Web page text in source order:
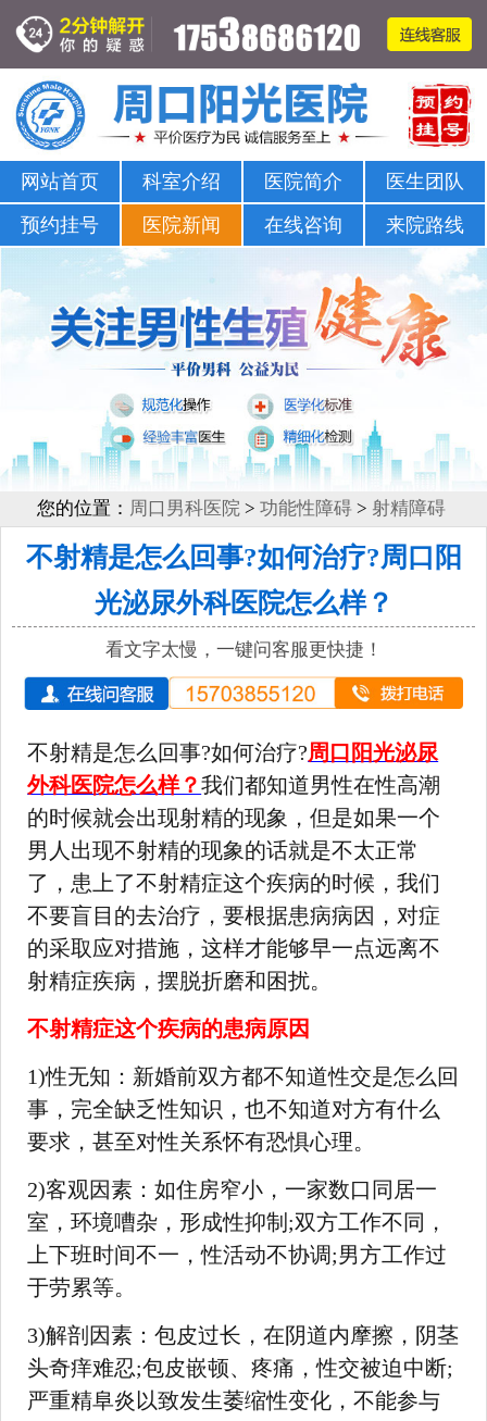
周口哪家医院可以看男科-正规男科-医院排名
网站首页 科室介绍 医院简介
医生团队
预约挂号
医院新闻 在线咨询 来院路线
您的位置： 周口男科医院> 功能性障碍> 射精障碍
不射精是怎么回事?如何治疗?周口阳
光泌尿外科医院怎么样？
看文字太慢，一键问客服更快捷！
不射精是怎么回事?如何治疗?周口阳光泌尿
外科医院怎么样？我们都知道男性在性高潮
的时候就会出现射精的现象，但是如果一个
男人出现不射精的现象的话就是不太正常
了，患上了不射精症这个疾病的时候，我们
不要盲目的去治疗，要根据患病病因，对症
的采取应对措施，这样才能够早一点远离不
射精症疾病，摆脱折磨和困扰。
不射精症这个疾病的患病原因
1)性无知：新婚前双方都不知道性交是怎么回
事，完全缺乏性知识，也不知道对方有什么
要求，甚至对性关系怀有恐惧心理。
2)客观因素：如住房窄小，一家数口同居一
室，环境嘈杂，形成性抑制;双方工作不同，
上下班时间不一，性活动不协调;男方工作过
于劳累等。
3)解剖因素：包皮过长，在阴道内摩擦，阴茎
头奇痒难忍;包皮嵌顿、疼痛，性交被迫中断;
严重精阜炎以致发生萎缩性变化，不能参与